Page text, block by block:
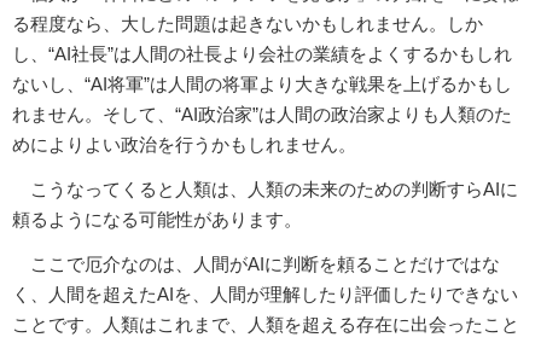
る程度なら、大した問題は起きないかもしれません。しか
し、“AI社長”は人間の社長より会社の業績をよくするかもしれ
ないし、“AI将軍”は人間の将軍より大きな戦果を上げるかもし
れません。そして、“AI政治家”は人間の政治家よりも人類のた
めによりよい政治を行うかもしれません。
こうなってくると人類は、人類の未来のための判断すらAIに
頼るようになる可能性があります。
ここで厄介なのは、人間がAIに判断を頼ることだけではな
く、人間を超えたAIを、人間が理解したり評価したりできない
ことです。人類はこれまで、人類を超える存在に出会ったこと